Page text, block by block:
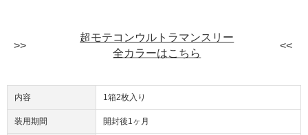
超モテコンウルトラマンスリー
全カラーはこちら
内容 1箱2枚入り
装用期間 開封後1ヶ月